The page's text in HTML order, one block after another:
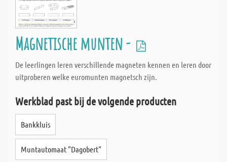
Magnetische munten -
De leerlingen leren verschillende magneten kennen en leren door
uitproberen welke euromunten magnetsch zijn.
Werkblad past bij de volgende producten
Bankkluis
Muntautomaat "Dagobert"